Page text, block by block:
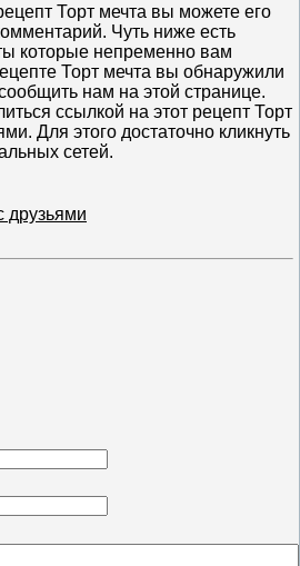
Торт мечта вы можете его
Чуть ниже есть
которые непременно вам
Торт мечта вы обнаружили
нам на этой странице.
ссылкой на этот рецепт Торт
Для этого достаточно кликнуть
сетей.
друзьями